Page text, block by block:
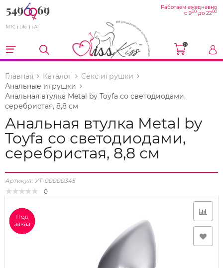
МТС Life :) A1
Работаем ежедневно
с 900 до 2200
0
Главная Каталог
Секс игрушки
Анальные игрушки
Анальная втулка Metal by Toyfa со светодиодами,
серебристая, 8,8 см
Анальная втулка Metal by
Toyfa со светодиодами,
серебристая, 8,8 см
Артикул: УТ-00000345
0